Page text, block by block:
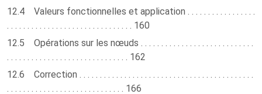
12.4 Valeurs fonctionnelles et application . . . . . . . . . . . . . . . . .
. . . . . . . . . . . . . . . . . . . . . . . . . . . . . . . 160
12.5 Opérations sur les nœuds . . . . . . . . . . . . . . . . . . . . . . . . . . . .
. . . . . . . . . . . . . . . . . . . . . . . . . . . . . . 162
12.6 Correction . . . . . . . . . . . . . . . . . . . . . . . . . . . . . . . . . . . . . . . . . . .
. . . . . . . . . . . . . . . . . . . . . . . . . . . . . 166